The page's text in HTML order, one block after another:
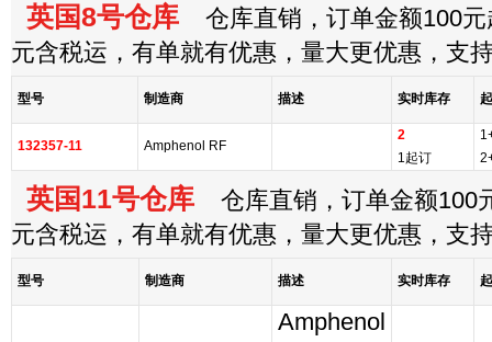
英国8号仓库 仓库直销，订单金额100元
元含税运，有单就有优惠，量大更优惠，支
型号 制造商 描述 实时库存
132357-11 Amphenol RF
2
1起订
英国11号仓库 仓库直销，订单金额100
元含税运，有单就有优惠，量大更优惠，支
型号 制造商 描述 实时库存
Amphenol